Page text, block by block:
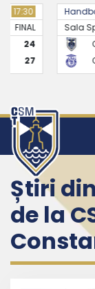
Handbal
Sala Sporturilor
CSM
CSU
Știri
de la